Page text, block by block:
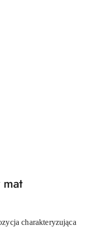
charakteryzująca